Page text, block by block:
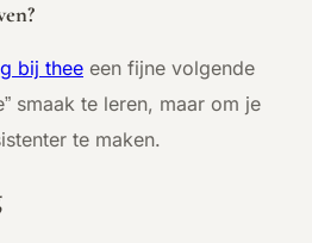
bij thee een fijne volgende
smaak te leren, maar om je
te maken.